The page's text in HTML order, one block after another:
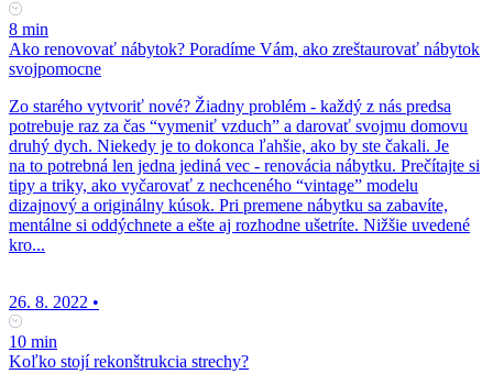
8 min
Ako renovovať nábytok? Poradíme Vám, ako zreštaurovať nábytok
svojpomocne
Zo starého vytvoriť nové? Žiadny problém - každý z nás predsa
potrebuje raz za čas “vymeniť vzduch” a darovať svojmu domovu
druhý dych. Niekedy je to dokonca ľahšie, ako by ste čakali. Je
na to potrebná len jedna jediná vec - renovácia nábytku. Prečítajte si
tipy a triky, ako vyčarovať z nechceného “vintage” modelu
dizajnový a originálny kúsok. Pri premene nábytku sa zabavíte,
mentálne si oddýchnete a ešte aj rozhodne ušetríte. Nižšie uvedené
kro...
26. 8. 2022 •
10 min
Koľko stojí rekonštrukcia strechy?